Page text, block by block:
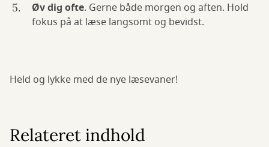
Øv dig ofte. Gerne både morgen og aften. Hold
fokus på at læse langsomt og bevidst.
Held og lykke med de nye læsevaner!
Relateret indhold